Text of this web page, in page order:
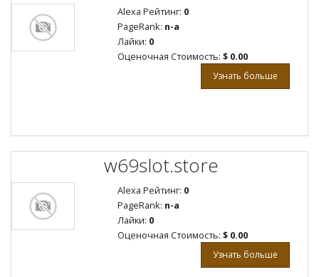
Alexa Рейтинг: 0
PageRank: n-a
Лайки: 0
Оценочная Стоимость: $ 0.00
Узнать больше
w69slot.store
Alexa Рейтинг: 0
PageRank: n-a
Лайки: 0
Оценочная Стоимость: $ 0.00
Узнать больше